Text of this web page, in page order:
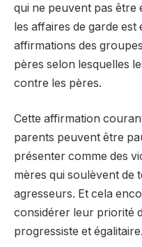
qui ne peuvent pas être
les affaires de garde
affirmations des
pères selon lesquelles
contre les pères.
Cette affirmation
parents peuvent être
présenter comme des
mères qui soulèvent de
agresseurs. Et cela
considérer leur priorité
progressiste et égalitaire.